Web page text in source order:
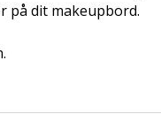
på dit makeupbord.